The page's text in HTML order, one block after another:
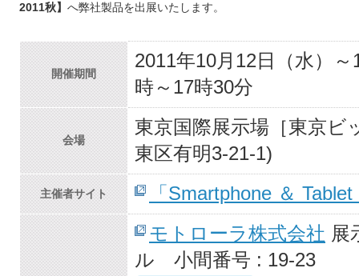
2011秋】 へ弊社製品を出展いたします。
開催期間
2011年10月12日（水）
時～17時30分
会場
東京国際展示場［東京ビ
東区有明3-21-1)
主催者サイト 「Smartphone ＆
モトローラ株式会社 展
ル 小間番号 : 19-23